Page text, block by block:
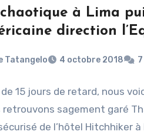
à Lima
direction
Tatangelo 4 octobre 2018
15 jours de retard, nous
retrouvons sagement garé
de l’hôtel Hitchhiker à